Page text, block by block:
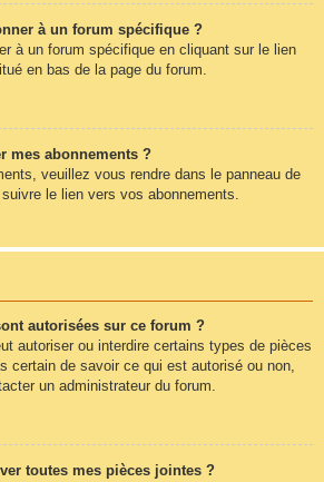
à un forum spécifique ?
à un forum spécifique en cliquant sur le lien
en bas de la page du forum.
mes abonnements ?
veuillez vous rendre dans le panneau de
le lien vers vos abonnements.
autorisées sur ce forum ?
autoriser ou interdire certains types de pièces
certain de savoir ce qui est autorisé ou non,
un administrateur du forum.
toutes mes pièces jointes ?